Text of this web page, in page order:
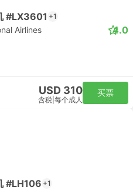
#LX3601 +1
Airlines 4.0
USD 310
含税 每个成人
买票
#LH106 +1